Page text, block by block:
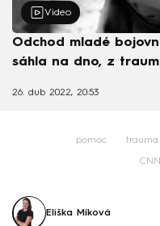
Video
Odchod mladé
sáhla na dno, z
26. dub 2022, 20:53
pomoc trauma
Eliška Míková